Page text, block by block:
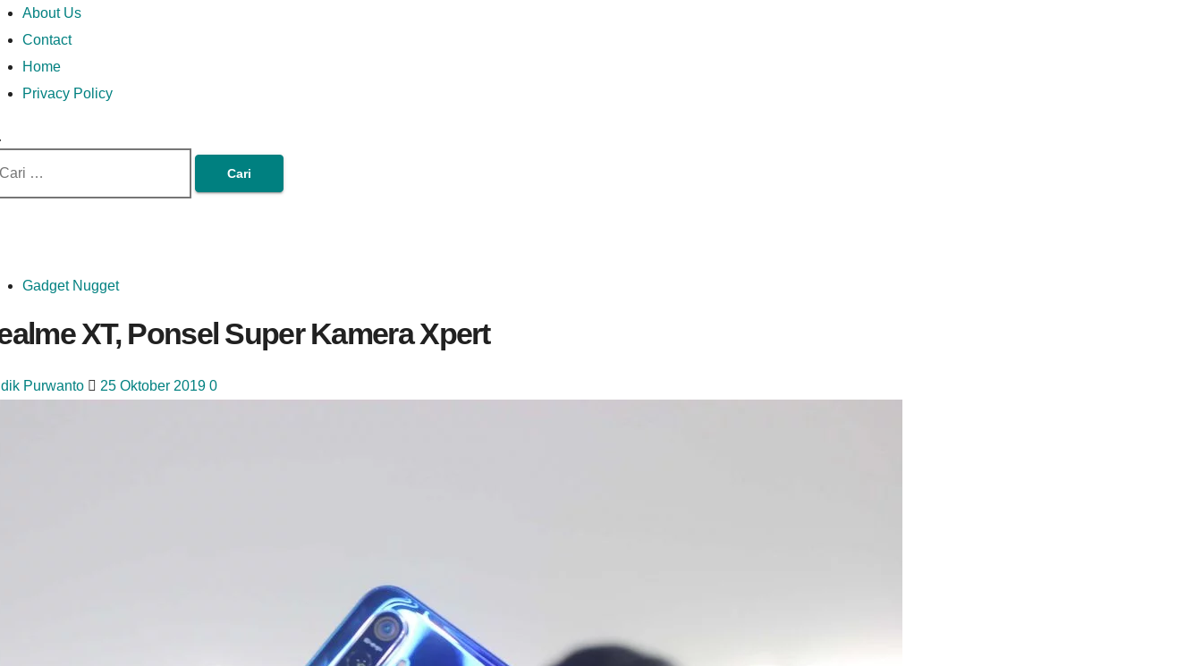
Skip
to
content
Money In Every
Way
Lets Talk About MoneyIn Every Way
About Us
Contact
Home
Privacy Policy
Gadget Nugget
XT, Ponsel Super Kamera Xpert
Purwanto 25 Oktober 2019 0